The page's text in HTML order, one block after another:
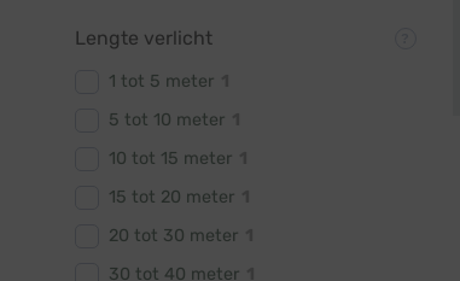
Lengte verlicht
1 tot 5 meter
5 tot 10 meter
10 tot 15 meter
15 tot 20 meter
20 tot 30 meter
30 tot 40 meter